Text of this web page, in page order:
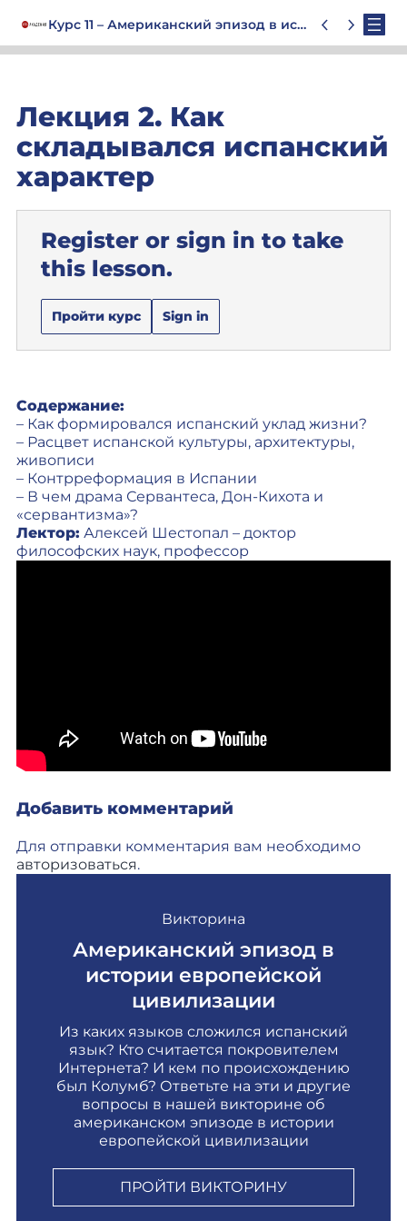
Курс 11 – Американский эпизод в истории Европейской цивилизации
Лекция 2. Как
складывался испанский
характер
Register or sign in to take
this lesson.
Пройти курс Sign in
Содержание:
– Как формировался испанский уклад жизни?
– Расцвет испанской культуры, архитектуры,
живописи
– Контрреформация в Испании
– В чем драма Сервантеса, Дон-Кихота и
«сервантизма»?
Лектор: Алексей Шестопал – доктор
философских наук, профессор
Добавить комментарий
Для отправки комментария вам необходимо
авторизоваться.
Викторина
Американский эпизод в
истории европейской
цивилизации
Из каких языков сложился испанский
язык? Кто считается покровителем
Интернета? И кем по происхождению
был Колумб? Ответьте на эти и другие
вопросы в нашей викторине об
американском эпизоде в истории
европейской цивилизации
ПРОЙТИ ВИКТОРИНУ